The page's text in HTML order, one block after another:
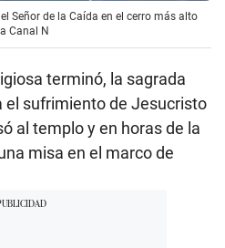
Señor de la Caída en el cerro más alto
Canal N
terminó, la sagrada
el sufrimiento de Jesucristo
al templo y en horas de la
misa en el marco de